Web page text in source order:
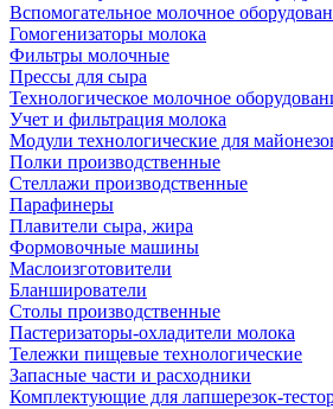
Вспомогательное молочное
Гомогенизаторы молока
Фильтры молочные
Прессы для сыра
Технологическое молочное
Учет и фильтрация молока
Модули технологические для
Полки производственные
Стеллажи производственные
Парафинеры
Плавители сыра, жира
Формовочные машины
Маслоизготовители
Бланширователи
Столы производственные
Пастеризаторы-охладители молока
Тележки пищевые технологические
Запасные части и расходники
Комплектующие для лапшерезок-